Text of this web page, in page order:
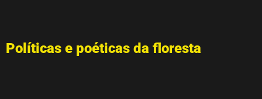
Políticas e poéticas da floresta